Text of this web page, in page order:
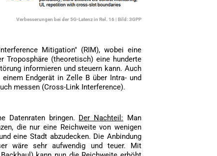
Verbesserungen bei der 5G-Latenz in Rel. 16 | Bild: 3GPP
Mitigation" (RIM), wobei eine
Troposphäre (theoretisch) eine hunderte
informieren und steuern kann. Auch
Endgerät in Zelle B über Intra- und
messen (Cross-Link Interference).
Datenraten bringen. Der Nachteil: Man
die nur eine Reichweite von wenigen
eine Stadt abzudecken. Die Anbindung
wäre sehr aufwendig und teuer. Mit